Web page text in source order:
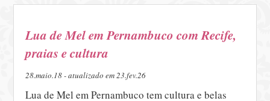
Lua de Mel em Pernambuco com Recife,
praias e cultura
28.maio.18 - atualizado em 23.fev.26
Lua de Mel em Pernambuco tem cultura e belas